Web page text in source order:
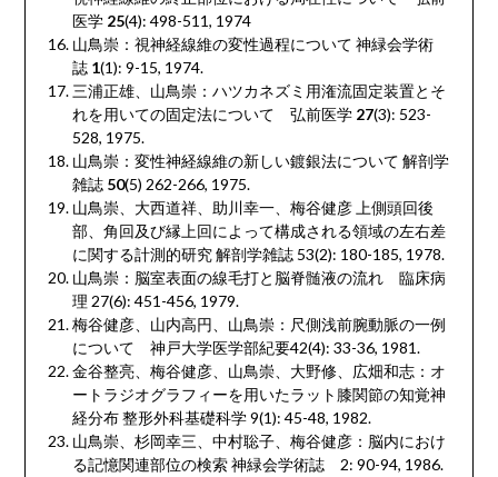
医学 25(4): 498-511, 1974
山鳥崇：視神経線維の変性過程について 神緑会学術
誌 1(1): 9-15, 1974.
三浦正雄、山鳥崇：ハツカネズミ用潅流固定装置とそ
れを用いての固定法について 弘前医学 27(3): 523-
528, 1975.
山鳥崇：変性神経線維の新しい鍍銀法について 解剖学
雑誌 50(5) 262-266, 1975.
山鳥崇、大西道祥、助川幸一、梅谷健彦 上側頭回後
部、角回及び縁上回によって構成される領域の左右差
に関する計測的研究 解剖学雑誌 53(2): 180-185, 1978.
山鳥崇：脳室表面の線毛打と脳脊髄液の流れ 臨床病
理 27(6): 451-456, 1979.
梅谷健彦、山内高円、山鳥崇：尺側浅前腕動脈の一例
について 神戸大学医学部紀要42(4): 33-36, 1981.
金谷整亮、梅谷健彦、山鳥崇、大野修、広畑和志：オ
ートラジオグラフィーを用いたラット膝関節の知覚神
経分布 整形外科基礎科学9(1): 45-48, 1982.
山鳥崇、杉岡幸三、中村聡子、梅谷健彦：脳内におけ
る記憶関連部位の検索 神緑会学術誌 2: 90-94, 1986.